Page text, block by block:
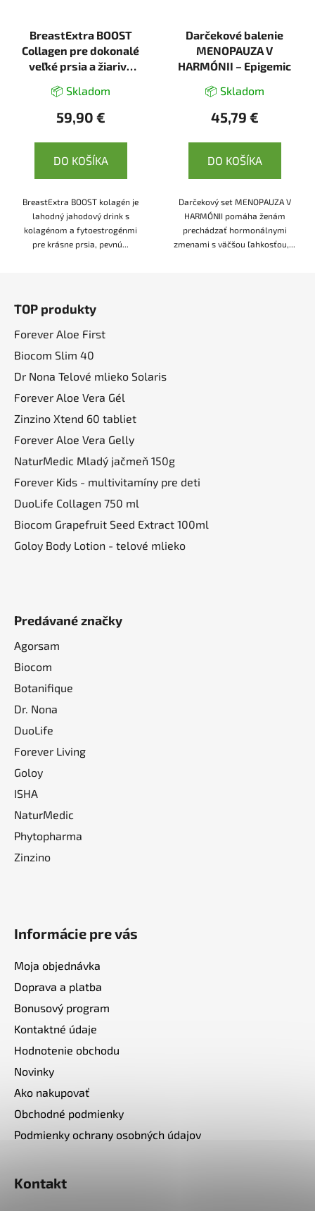
BreastExtra BOOST
Collagen pre dokonalé
veľké prsia a žiarivú
📦 Skladom
59,90 €
DO KOŠÍKA
BreastExtra BOOST kolagén je
lahodný jahodový drink s
kolagénom a fytoestrogénmi
pre krásne prsia, pevnú...
Darčekové balenie
MENOPAUZA V
HARMÓNII – Epigemic
📦 Skladom
45,79 €
DO KOŠÍKA
Darčekový set MENOPAUZA V
HARMÓNII pomáha ženám
prechádzať hormonálnymi
zmenami s väčšou ľahkosťou,...
TOP produkty
Forever Aloe First
Biocom Slim 40
Dr Nona Telové mlieko Solaris
Forever Aloe Vera Gél
Zinzino Xtend 60 tabliet
Forever Aloe Vera Gelly
NaturMedic Mladý jačmeň 150g
Forever Kids - multivitamíny pre deti
DuoLife Collagen 750 ml
Biocom Grapefruit Seed Extract 100ml
Goloy Body Lotion - telové mlieko
Predávané značky
Agorsam
Biocom
Botanifique
Dr. Nona
DuoLife
Forever Living
Goloy
ISHA
NaturMedic
Phytopharma
Zinzino
Informácie pre vás
Moja objednávka
Doprava a platba
Bonusový program
Kontaktné údaje
Hodnotenie obchodu
Novinky
Ako nakupovať
Obchodné podmienky
Podmienky ochrany osobných údajov
Kontakt